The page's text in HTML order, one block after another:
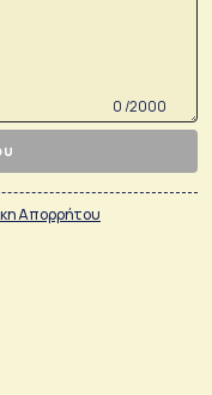
0 /2000
Απορρήτου